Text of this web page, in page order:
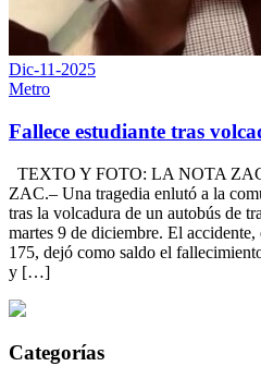
Dic-11-2025
Metro
Fallece estudiante tras
TEXTO Y FOTO: LA NOTA
ZAC.– Una tragedia enlutó a la
tras la volcadura de un autobús de
martes 9 de diciembre. El
175, dejó como saldo el
y […]
Categorías